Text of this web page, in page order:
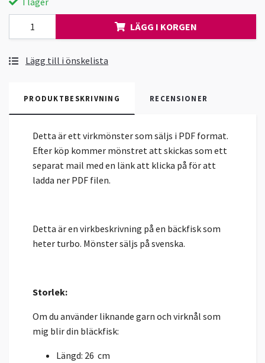
LÄGG I KORGEN
Lägg till i önskelista
PRODUKTBESKRIVNING RECENSIONER
Detta är ett virkmönster som säljs i PDF format.
Efter köp kommer mönstret att skickas som ett
separat mail med en länk att klicka på för att
ladda ner PDF filen.
Detta är en virkbeskrivning på en bäckfisk som
heter turbo. Mönster säljs på svenska.
Storlek:
Om du använder liknande garn och virknål som
mig blir din bläckfisk:
Längd: 26 cm